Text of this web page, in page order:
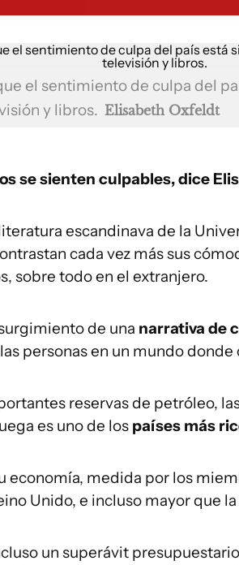
el sentimiento de culpa del
y libros. Elisabeth Oxfeldt
se sienten culpables, dice
escandinava de la
cada vez más sus
sobre todo en el extranjero.
de una narrativa de
personas en un mundo donde
reservas de petróleo,
es uno de los países más
economía, medida por los
Unido, e incluso mayor que
un superávit